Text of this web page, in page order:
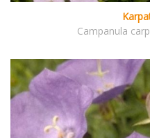
Campanula